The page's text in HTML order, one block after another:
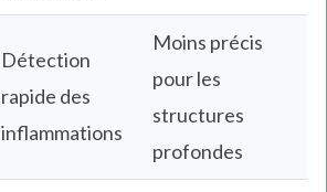
Détection
rapide des
inflammations
Moins précis
pour les
structures
profondes